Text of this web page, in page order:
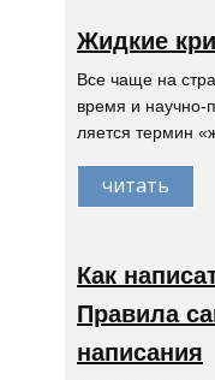
Жидкие
Все чаще на
время и научно-
ляется термин
читать
Как
Правила
написания